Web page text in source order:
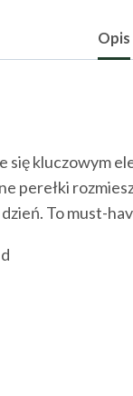
Opis
kluczowym
perełki
To must-